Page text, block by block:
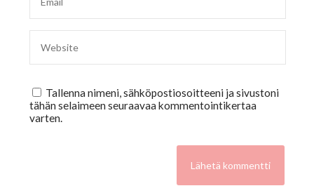
Tallenna nimeni, sähköpostiosoitteeni ja sivustoni
tähän selaimeen seuraavaa kommentointikertaa
varten.